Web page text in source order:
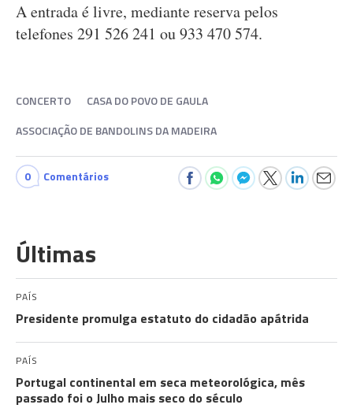
A entrada é livre, mediante reserva pelos
telefones 291 526 241 ou 933 470 574.
CONCERTO
CASA DO POVO DE GAULA
ASSOCIAÇÃO DE BANDOLINS DA MADEIRA
0 Comentários
Últimas
PAÍS
Presidente promulga estatuto do cidadão apátrida
PAÍS
Portugal continental em seca meteorológica, mês
passado foi o Julho mais seco do século